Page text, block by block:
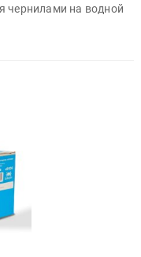
чернилами на водной